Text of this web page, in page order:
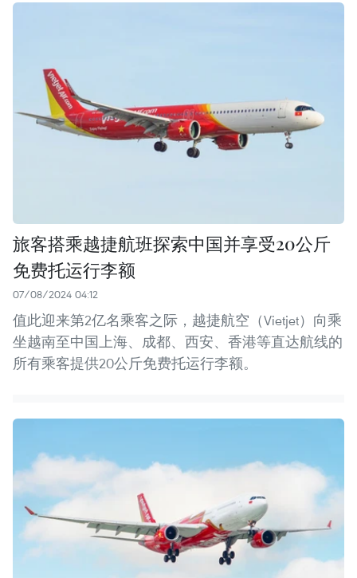
旅客搭乘越捷航班探索中国并享受20公斤
免费托运行李额
07/08/2024 04:12
值此迎来第2亿名乘客之际，越捷航空（Vietjet）向乘
坐越南至中国上海、成都、西安、香港等直达航线的
所有乘客提供20公斤免费托运行李额。